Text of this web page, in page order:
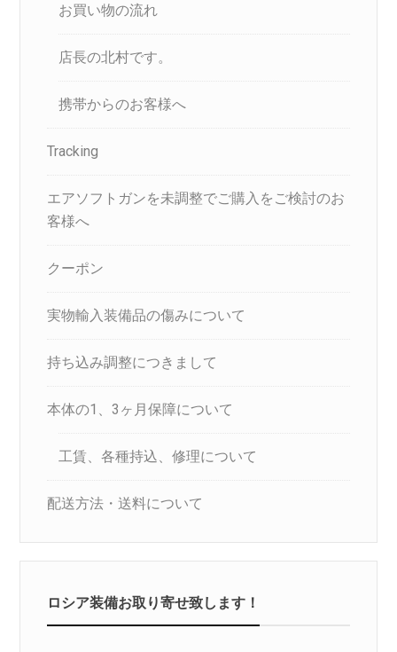
お買い物の流れ
店長の北村です。
携帯からのお客様へ
Tracking
エアソフトガンを未調整でご購入をご検討のお
客様へ
クーポン
実物輸入装備品の傷みについて
持ち込み調整につきまして
本体の1、3ヶ月保障について
工賃、各種持込、修理について
配送方法・送料について
ロシア装備お取り寄せ致します！